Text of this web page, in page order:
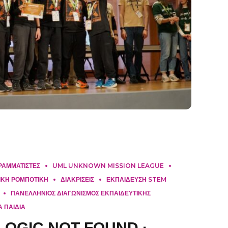
UML UNKNOWN MISSION LEAGUE
ΡΟΜΠΟΤΙΚΗ
ΔΙΑΚΡΙΣΕΙΣ
ΕΚΠΑΙΔΕΥΣΗ STEM
ΠΑΝΕΛΛΗΝΙΟΣ ΔΙΑΓΩΝΙΣΜΟΣ ΕΚΠΑΙΔΕΥΤΙΚΗΣ
ΠΑΙΔΙΑ